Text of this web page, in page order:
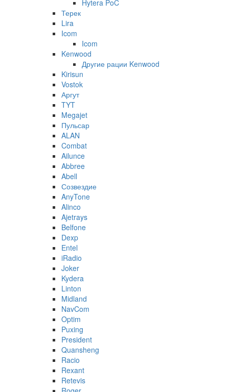
Hytera PoC
Терек
Lira
Icom
Icom
Kenwood
Другие рации Kenwood
Kirisun
Vostok
Аргут
TYT
Megajet
Пульсар
ALAN
Combat
Ailunce
Abbree
Abell
Созвездие
AnyTone
Alinco
Ajetrays
Belfone
Dexp
Entel
iRadio
Joker
Kydera
Linton
Midland
NavCom
Optim
Puxing
President
Quansheng
Racio
Rexant
Retevis